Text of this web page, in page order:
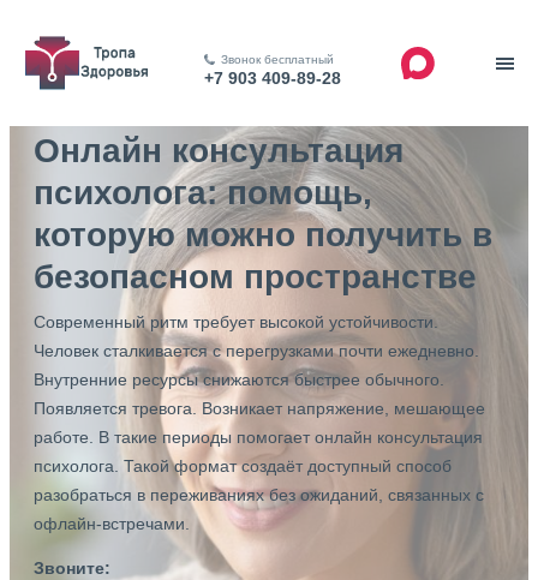
Звонок бесплатный
+7 903 409-89-28
Онлайн консультация
психолога: помощь,
которую можно получить в
безопасном пространстве
Современный ритм требует высокой устойчивости.
Человек сталкивается с перегрузками почти ежедневно.
Внутренние ресурсы снижаются быстрее обычного.
Появляется тревога. Возникает напряжение, мешающее
работе. В такие периоды помогает онлайн консультация
психолога. Такой формат создаёт доступный способ
разобраться в переживаниях без ожиданий, связанных с
офлайн-встречами.
Звоните: